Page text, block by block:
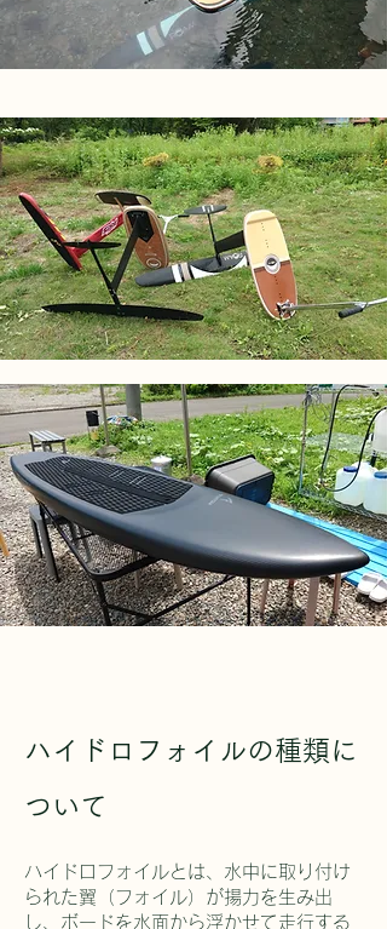
ハイドロフォイルの種類に
ついて
ハイドロフォイルとは、水中に取り付け
られた翼（フォイル）が揚力を生み出
し、ボードを水面から浮かせて走行する